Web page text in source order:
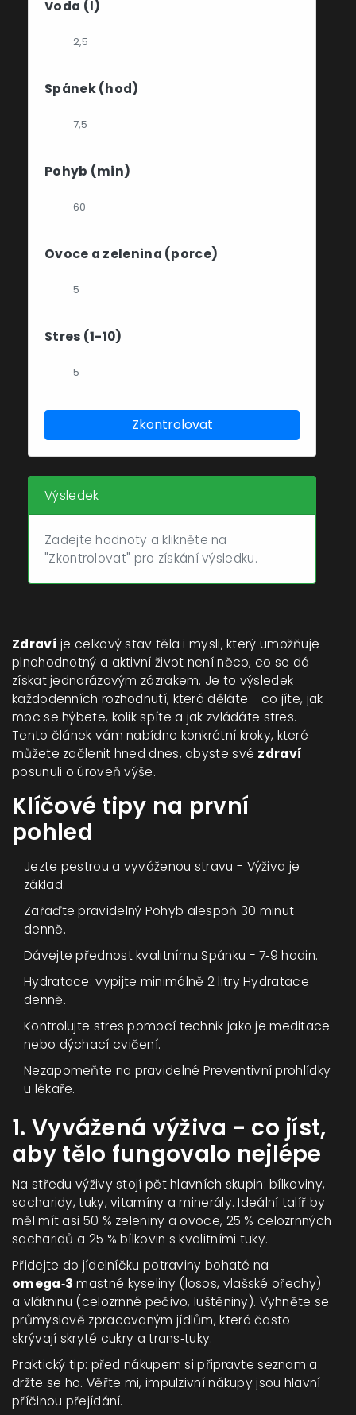
Voda (l)
Spánek (hod)
Pohyb (min)
Ovoce a zelenina (porce)
Stres (1-10)
Zkontrolovat
Výsledek
Zadejte hodnoty a klikněte na
"Zkontrolovat" pro získání výsledku.
Zdraví je celkový stav těla i mysli, který umožňuje
plnohodnotný a aktivní život není něco, co se dá
získat jednorázovým zázrakem. Je to výsledek
každodenních rozhodnutí, která děláte - co jíte, jak
moc se hýbete, kolik spíte a jak zvládáte stres.
Tento článek vám nabídne konkrétní kroky, které
můžete začlenit hned dnes, abyste své zdraví
posunuli o úroveň výše.
Klíčové tipy na první
pohled
Jezte pestrou a vyváženou stravu - Výživa je
základ.
Zařaďte pravidelný Pohyb alespoň 30 minut
denně.
Dávejte přednost kvalitnímu Spánku - 7‑9 hodin.
Hydratace: vypijte minimálně 2 litryHydratace
denně.
Kontrolujte stres pomocí technik jako je meditace
nebo dýchací cvičení.
Nezapomeňte na pravidelné Preventivní prohlídky
u lékaře.
1. Vyvážená výživa - co jíst,
aby tělo fungovalo nejlépe
Na středu výživy stojí pět hlavních skupin: bílkoviny,
sacharidy, tuky, vitamíny a minerály. Ideální talíř by
měl mít asi 50 % zeleniny a ovoce, 25 % celozrnných
sacharidů a 25 % bílkovin s kvalitními tuky.
Přidejte do jídelníčku potraviny bohaté na
omega‑3 mastné kyseliny (losos, vlašské ořechy)
a vlákninu (celozrnné pečivo, luštěniny). Vyhněte se
průmyslově zpracovaným jídlům, která často
skrývají skryté cukry a trans‑tuky.
Praktický tip: před nákupem si připravte seznam a
držte se ho. Věřte mi, impulzivní nákupy jsou hlavní
příčinou přejídání.